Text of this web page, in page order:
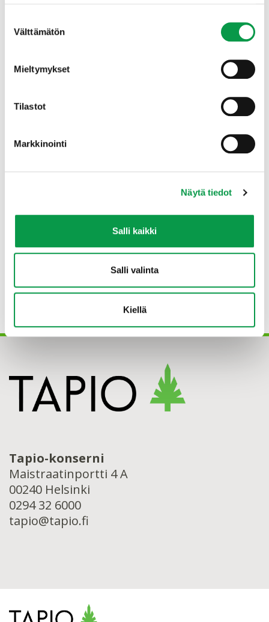
valinta
Välttämätön
Mieltymykset
Tilastot
Markkinointi
Näytä tiedot
Salli kaikki
Salli valinta
Kiellä
Petri Keto-Tokoi
Lisätietoja
Luonnonhoidon asiantuntija
teemu.huikuri(at)tapio.fi
Tapio-konserni
Maistraatinportti 4 A
00240 Helsinki
0294 32 6000
tapio@tapio.fi